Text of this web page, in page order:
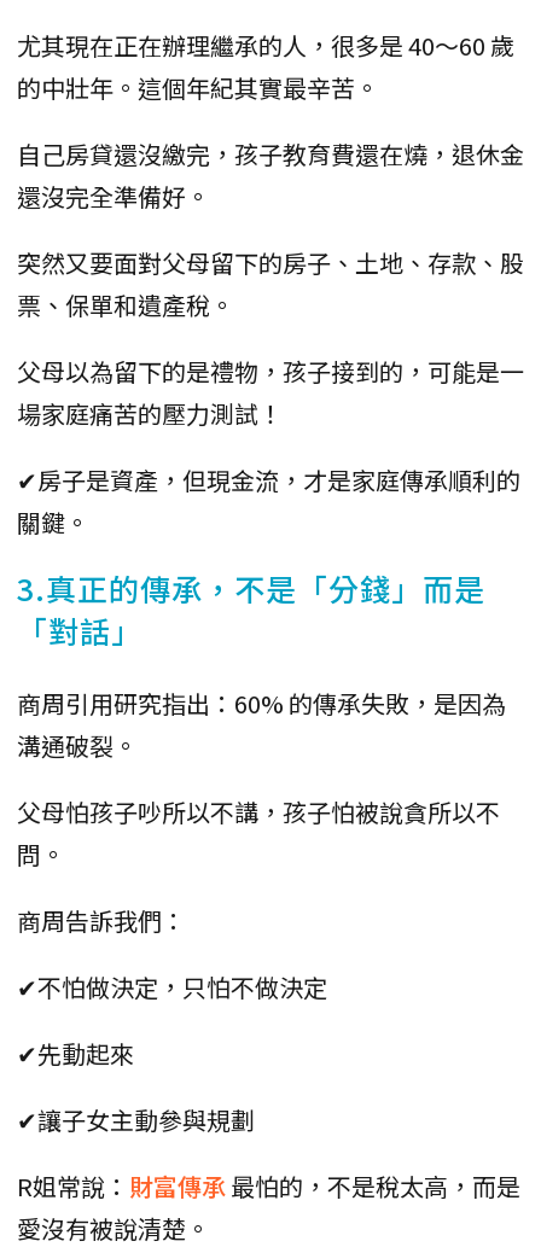
尤其現在正在辦理繼承的人，很多是 40～60 歲
的中壯年。這個年紀其實最辛苦。
自己房貸還沒繳完，孩子教育費還在燒，退休金
還沒完全準備好。
突然又要面對父母留下的房子、土地、存款、股
票、保單和遺產稅。
父母以為留下的是禮物，孩子接到的，可能是一
場家庭痛苦的壓力測試！
✔房子是資產，但現金流，才是家庭傳承順利的
關鍵。
3.真正的傳承，不是「分錢」而是
「對話」
商周引用研究指出：60% 的傳承失敗，是因為
溝通破裂。
父母怕孩子吵所以不講，孩子怕被說貪所以不
問。
商周告訴我們：
✔不怕做決定，只怕不做決定
✔先動起來
✔讓子女主動參與規劃
R姐常說： 財富傳承最怕的，不是稅太高，而是
愛沒有被說清楚。